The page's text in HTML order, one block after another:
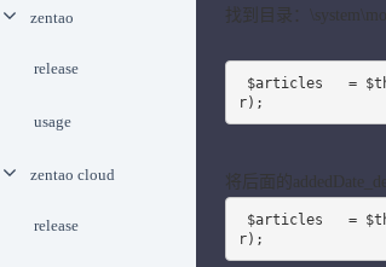
找到目录：
r);
将后面的
r);
zentao
release
usage
zentao cloud
release